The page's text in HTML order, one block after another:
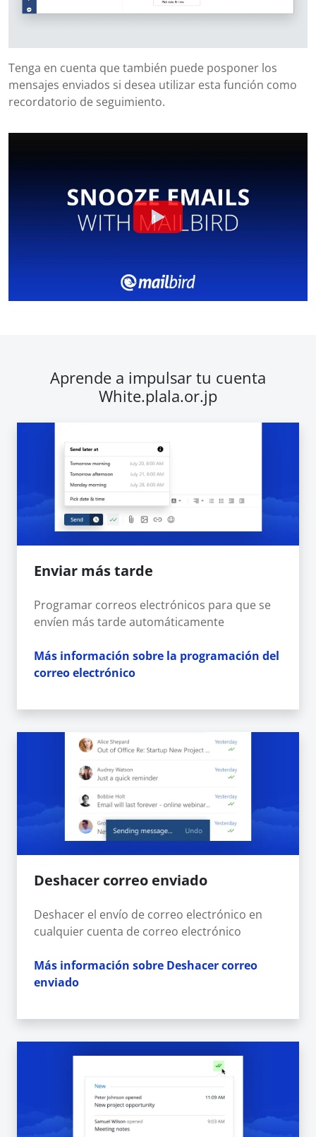
Tenga en cuenta que también puede posponer los
mensajes enviados si desea utilizar esta función como
recordatorio de seguimiento.
Aprende a impulsar tu cuenta
White.plala.or.jp
Enviar más tarde
Programar correos electrónicos para que se
envíen más tarde automáticamente
Más información sobre la programación del
correo electrónico
Deshacer correo enviado
Deshacer el envío de correo electrónico en
cualquier cuenta de correo electrónico
Más información sobre Deshacer correo
enviado